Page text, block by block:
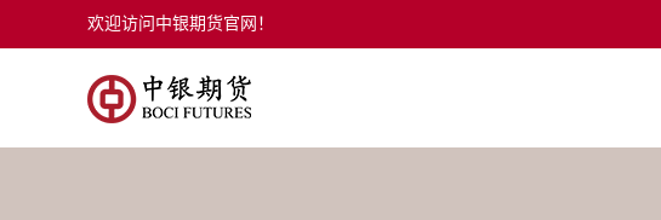
欢迎访问中银期货官网！